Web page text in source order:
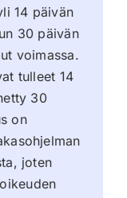
14 päivän
30 päivän
voimassa.
tulleet 14
30
on
joten